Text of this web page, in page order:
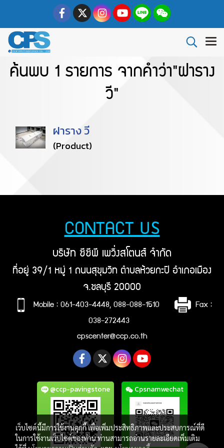
ค้นพบ 1 รายการ จากคำว่า"ฝาราง
วี"
ฝาราง วี
(Product)
CONTACT US
บริษัท ซีซีพี เพวิ่งสโตนส์ จำกัด
ที่อยู่ 39/1 หมู่ 1 ถนนสุขุมวิท ตำบลห้วยกะปิ อำเภอเมือง
จ.ชลบุรี 20000
Mobile : 061-403-4448, 088-088-1510 Fax :
038-272443
cpscenter@ccp.co.th
@ccp-pavingstone Cpsnamwechat
เว็บไซต์นี้มีการใช้งานคุกกี้ เพื่อเพิ่มประสิทธิภาพและประสบการณ์ที่ดี
ในการใช้งานเว็บไซต์ของท่าน ท่านสามารถอ่านรายละเอียดเพิ่มเติม